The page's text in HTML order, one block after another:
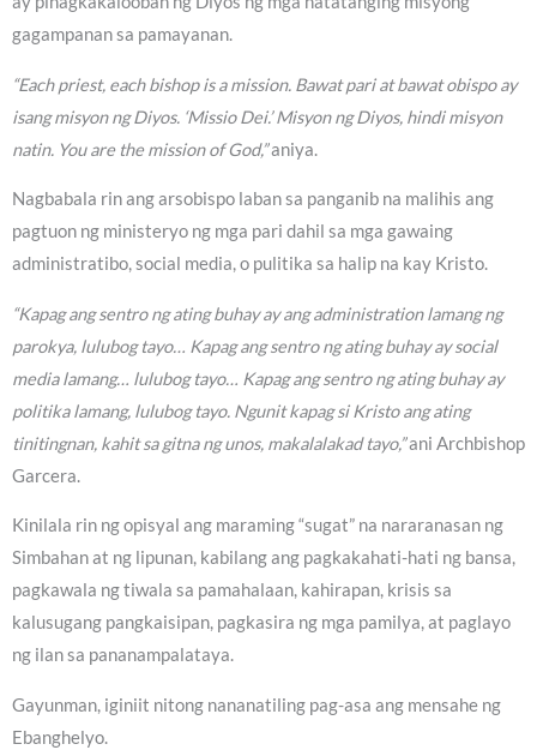
gagampanan sa pamayanan.
“Each priest, each bishop is a mission. Bawat pari at bawat obispo ay
isang misyon ng Diyos. ‘Missio Dei.’ Misyon ng Diyos, hindi misyon
natin. You are the mission of God,”aniya.
Nagbabala rin ang arsobispo laban sa panganib na malihis ang
pagtuon ng ministeryo ng mga pari dahil sa mga gawaing
administratibo, social media, o pulitika sa halip na kay Kristo.
“Kapag ang sentro ng ating buhay ay ang administration lamang ng
parokya, lulubog tayo… Kapag ang sentro ng ating buhay ay social
media lamang… lulubog tayo… Kapag ang sentro ng ating buhay ay
politika lamang, lulubog tayo. Ngunit kapag si Kristo ang ating
tinitingnan, kahit sa gitna ng unos, makalalakad tayo,”ani Archbishop
Garcera.
Kinilala rin ng opisyal ang maraming “sugat” na nararanasan ng
Simbahan at ng lipunan, kabilang ang pagkakahati-hati ng bansa,
pagkawala ng tiwala sa pamahalaan, kahirapan, krisis sa
kalusugang pangkaisipan, pagkasira ng mga pamilya, at paglayo
ng ilan sa pananampalataya.
Gayunman, iginiit nitong nananatiling pag-asa ang mensahe ng
Ebanghelyo.